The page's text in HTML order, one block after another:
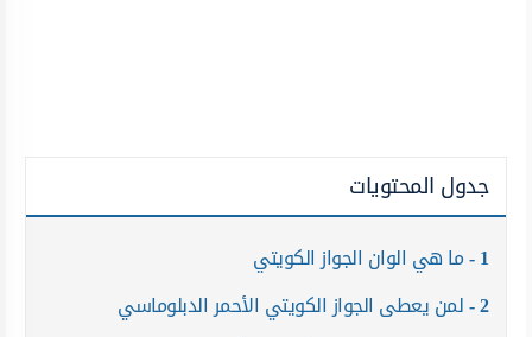
جدول المحتويات
1 ما هي الوان الجواز الكويتي
2 لمن يعطى الجواز الكويتي الأحمر الدبلوماسي